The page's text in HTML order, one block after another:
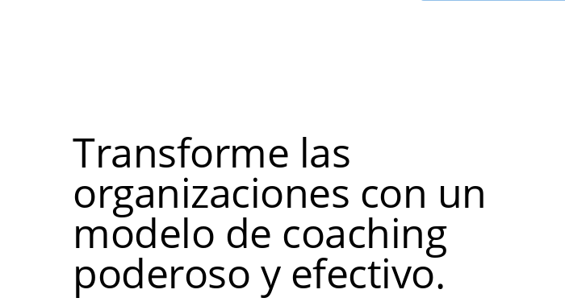
Transforme las
organizaciones con un
modelo de coaching
poderoso y efectivo.